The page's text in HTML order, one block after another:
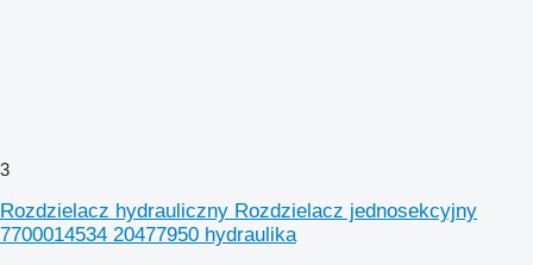
3
Rozdzielacz hydrauliczny Rozdzielacz jednosekcyjny
7700014534 20477950 hydraulika